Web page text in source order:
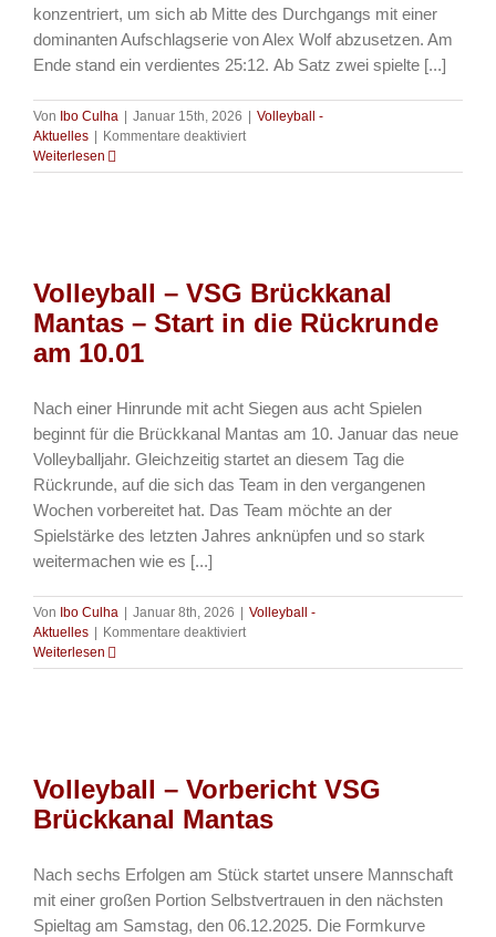
konzentriert, um sich ab Mitte des Durchgangs mit einer
dominanten Aufschlagserie von Alex Wolf abzusetzen. Am
Ende stand ein verdientes 25:12. Ab Satz zwei spielte [...]
Von Ibo Culha Januar 15th, 2026
Volleyball -
Aktuelles
Kommentare deaktiviertfür
–
Rückrunde
Weiterlesen
Volleyball – VSG Brückkanal
Mantas – Start in die Rückrunde
am 10.01
Nach einer Hinrunde mit acht Siegen aus acht Spielen
beginnt für die Brückkanal Mantas am 10. Januar das neue
Volleyballjahr. Gleichzeitig startet an diesem Tag die
Rückrunde, auf die sich das Team in den vergangenen
Wochen vorbereitet hat. Das Team möchte an der
Spielstärke des letzten Jahres anknüpfen und so stark
weitermachen wie es [...]
Von Ibo Culha Januar 8th, 2026
Volleyball -
Aktuelles
Kommentare deaktiviertfür
–
in
die
Rückrunde
10.01
Weiterlesen
Volleyball – Vorbericht VSG
Brückkanal Mantas
Nach sechs Erfolgen am Stück startet unsere Mannschaft
mit einer großen Portion Selbstvertrauen in den nächsten
Spieltag am Samstag, den 06.12.2025. Die Formkurve